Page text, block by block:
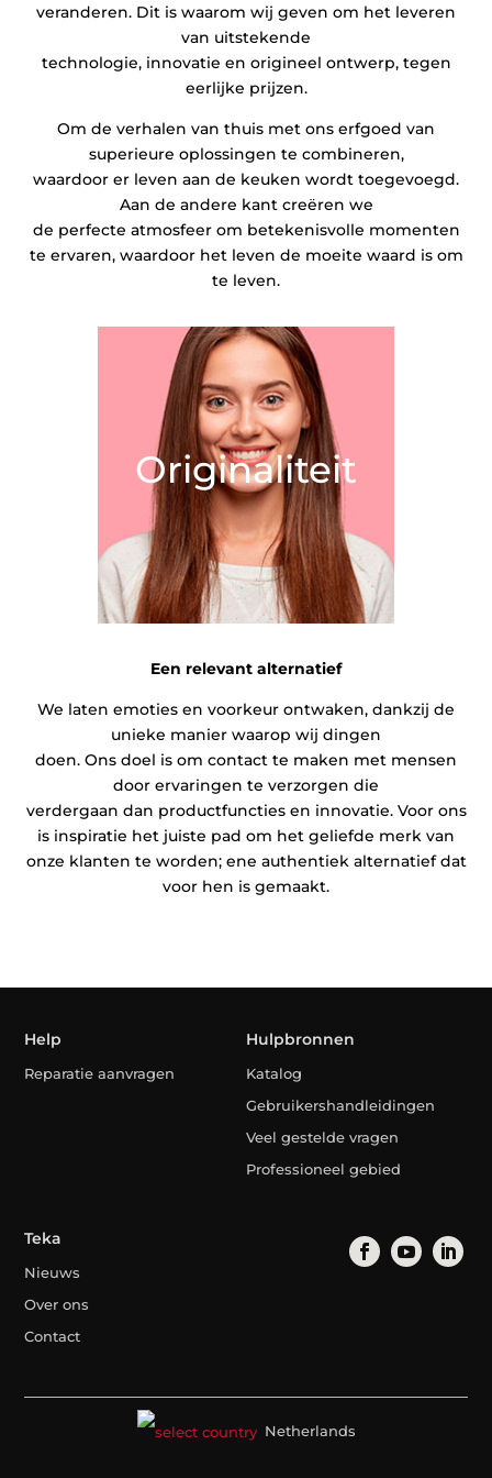
veranderen. Dit is waarom wij geven om het leveren
van uitstekende
technologie, innovatie en origineel ontwerp, tegen
eerlijke prijzen.
Om de verhalen van thuis met ons erfgoed van
superieure oplossingen te combineren,
waardoor er leven aan de keuken wordt toegevoegd.
Aan de andere kant creëren we
de perfecte atmosfeer om betekenisvolle momenten
te ervaren, waardoor het leven de moeite waard is om
te leven.
Originaliteit
Een relevant alternatief
We laten emoties en voorkeur ontwaken, dankzij de
unieke manier waarop wij dingen
doen. Ons doel is om contact te maken met mensen
door ervaringen te verzorgen die
verdergaan dan productfuncties en innovatie. Voor ons
is inspiratie het juiste pad om het geliefde merk van
onze klanten te worden; ene authentiek alternatief dat
voor hen is gemaakt.
Help
Reparatie aanvragen
Hulpbronnen
Katalog
Gebruikershandleidingen
Veel gestelde vragen
Professioneel gebied
Teka
Nieuws
Over ons
Contact
Netherlands